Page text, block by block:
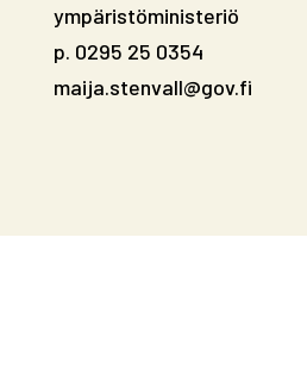
ympäristöministeriö
p. 0295 25 0354
maija.stenvall@gov.fi